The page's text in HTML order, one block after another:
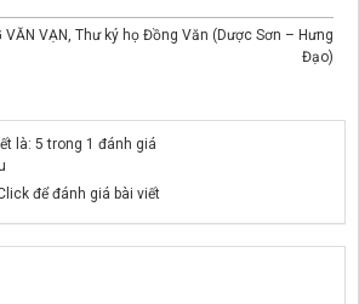
VĂN VẠN, Thư ký họ Đồng Văn (Dược Sơn – Hưng
Đạo)
là: 5 trong 1 đánh giá
để đánh giá bài viết